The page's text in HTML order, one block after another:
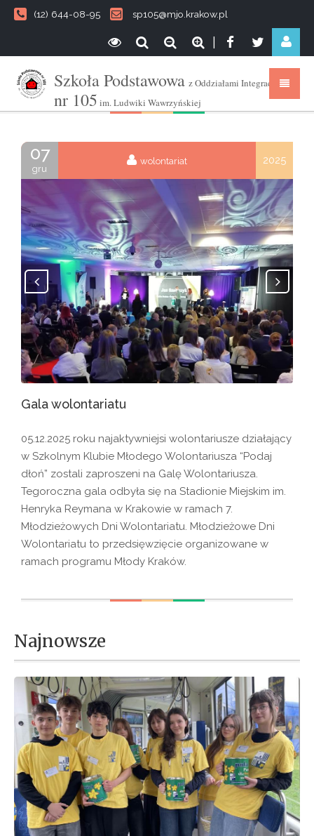
(12) 644-08-95 sp105@mjo.krakow.pl
Szkoła Podstawowa z Oddziałami Integracyjnymi
nr 105 im. Ludwiki Wawrzyńskiej
07
gru
wolontariat 2025
Gala wolontariatu
05.12.2025 roku najaktywniejsi wolontariusze działający
w Szkolnym Klubie Młodego Wolontariusza “Podaj
dłoń” zostali zaproszeni na Galę Wolontariusza.
Tegoroczna gala odbyła się na Stadionie Miejskim im.
Henryka Reymana w Krakowie w ramach 7.
Młodzieżowych Dni Wolontariatu. Młodzieżowe Dni
Wolontariatu to przedsięwzięcie organizowane w
ramach programu Młody Kraków.
Najnowsze